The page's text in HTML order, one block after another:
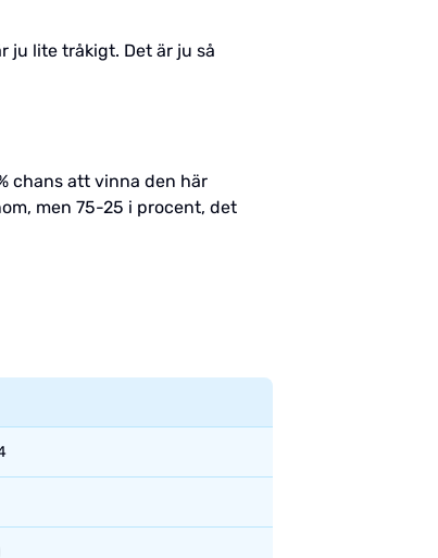
ju lite tråkigt. Det är ju så
chans att vinna den här
men 75-25 i procent, det